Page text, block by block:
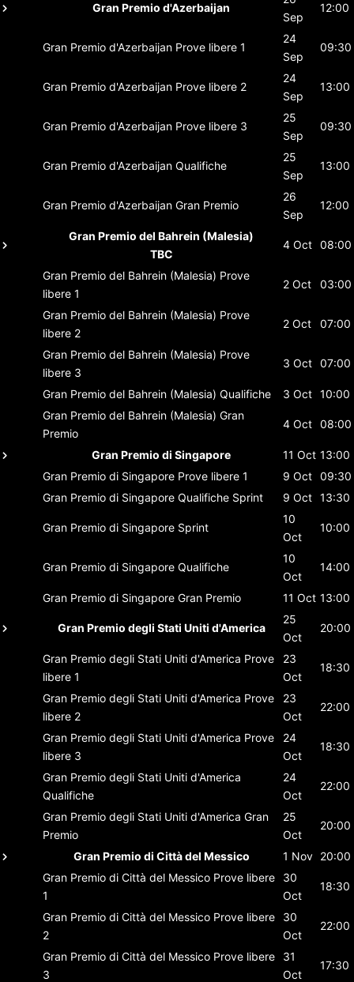
Gran Premio d'Azerbaijan
Sep
12:00
Gran Premio d'Azerbaijan Prove libere 1
24
Sep
09:30
Gran Premio d'Azerbaijan Prove libere 2
24
Sep
13:00
Gran Premio d'Azerbaijan Prove libere 3
25
Sep
09:30
Gran Premio d'Azerbaijan Qualifiche
25
Sep
13:00
Gran Premio d'Azerbaijan Gran Premio
26
Sep
12:00
Gran Premio del Bahrein (Malesia)
TBC
4 Oct 08:00
Gran Premio del Bahrein (Malesia) Prove
libere 1
2 Oct 03:00
Gran Premio del Bahrein (Malesia) Prove
libere 2
2 Oct 07:00
Gran Premio del Bahrein (Malesia) Prove
libere 3
3 Oct 07:00
Gran Premio del Bahrein (Malesia) Qualifiche 3 Oct 10:00
Gran Premio del Bahrein (Malesia) Gran
Premio
4 Oct 08:00
Gran Premio di Singapore 11 Oct 13:00
Gran Premio di Singapore Prove libere 1 9 Oct 09:30
Gran Premio di Singapore Qualifiche Sprint 9 Oct 13:30
Gran Premio di Singapore Sprint
10
Oct
10:00
Gran Premio di Singapore Qualifiche
10
Oct
14:00
Gran Premio di Singapore Gran Premio 11 Oct 13:00
Gran Premio degli Stati Uniti d'America
25
Oct
20:00
Gran Premio degli Stati Uniti d'America Prove
libere 1
23
Oct
18:30
Gran Premio degli Stati Uniti d'America Prove
libere 2
23
Oct
22:00
Gran Premio degli Stati Uniti d'America Prove
libere 3
24
Oct
18:30
Gran Premio degli Stati Uniti d'America
Qualifiche
24
Oct
22:00
Gran Premio degli Stati Uniti d'America Gran
Premio
25
Oct
20:00
Gran Premio di Città del Messico 1 Nov 20:00
Gran Premio di Città del Messico Prove libere
1
30
Oct
18:30
Gran Premio di Città del Messico Prove libere
2
30
Oct
22:00
Gran Premio di Città del Messico Prove libere
3
31
Oct
17:30